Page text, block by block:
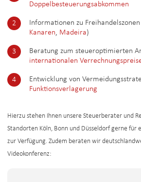
Doppelbesteuerungsabkommen
Informationen zu
Kanaren, Madeira)
Beratung zum steueroptimierten
internationalen
Entwicklung von
Funktionsverlagerung
Hierzu stehen Ihnen unsere Steuerberater und
Standorten Köln, Bonn und Düsseldorf gerne für
zur Verfügung. Zudem beraten wir
Videokonferenz: